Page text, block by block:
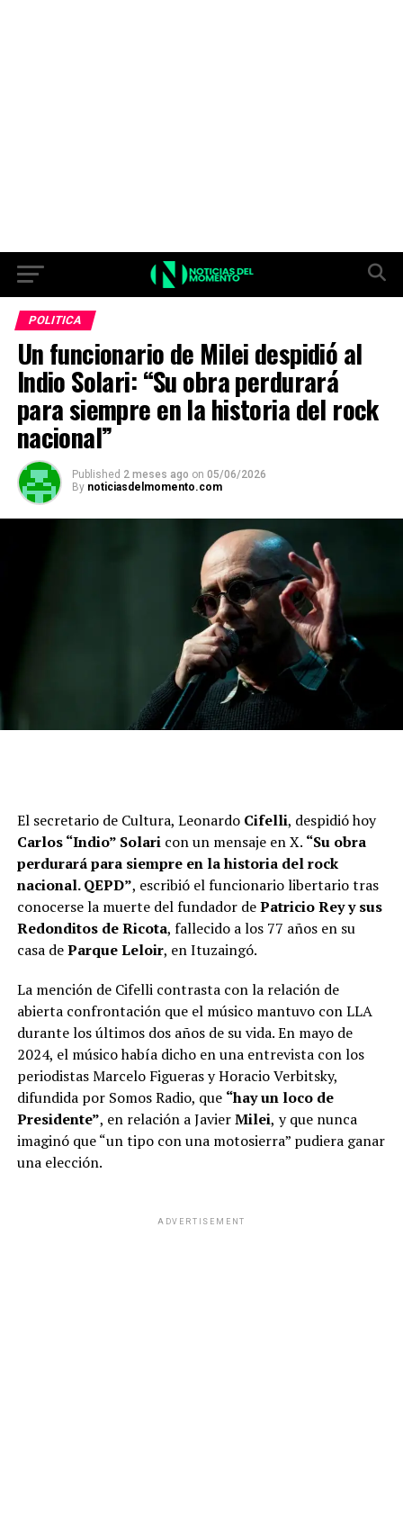
POLITICA
Un funcionario de Milei despidió al
Indio Solari: “Su obra perdurará
para siempre en la historia del rock
nacional”
Published 2 meses ago on 05/06/2026
By noticiasdelmomento.com
El secretario de Cultura, Leonardo Cifelli, despidió hoy
Carlos “Indio” Solaricon un mensaje en X. “Su obra
perdurará para siempre en la historia del rock
nacional. QEPD”, escribió el funcionario libertario tras
conocerse la muerte del fundador dePatricio Rey y sus
Redonditos de Ricota, fallecido a los 77 años en su
casa deParque Leloir, en Ituzaingó.
La mención de Cifelli contrasta con la relación de
abierta confrontación que el músico mantuvo con LLA
durante los últimos dos años de su vida. En mayo de
2024, el músico había dicho en una entrevista con los
periodistas Marcelo Figueras y Horacio Verbitsky,
difundida por Somos Radio, que “hay un loco de
Presidente”, en relación a JavierMilei, y que nunca
imaginó que “un tipo con una motosierra” pudiera ganar
una elección.
ADVERTISEMENT